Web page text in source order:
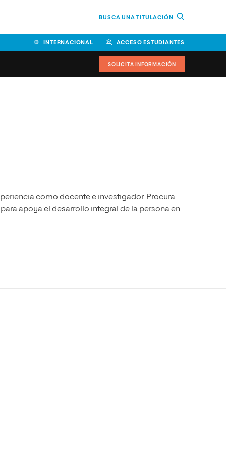
BUSCA UNA TITULACIÓN
INTERNACIONAL ACCESO ESTUDIANTES
Escuela Superior de Ingeniería
y Tecnología (ESIT)
SOLICITA INFORMACIÓN
como docente e investigador. Procura
apoya el desarrollo integral de la persona en